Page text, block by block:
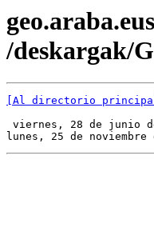
/deskargak/
[Al directorio
viernes, 28 de junio
lunes, 25 de